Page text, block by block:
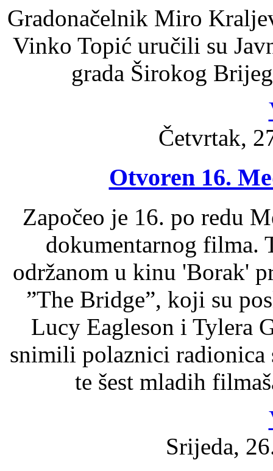
Gradonačelnik Miro
Vinko Topić uručili su
grada Širokog
Četvrtak,
Otvoren 16.
Započeo je 16. po redu
dokumentarnog filma.
održanom u kinu 'Borak'
”The Bridge”, koji su
Lucy Eagleson i Tylera
snimili polaznici
te šest mladih
Srijeda,